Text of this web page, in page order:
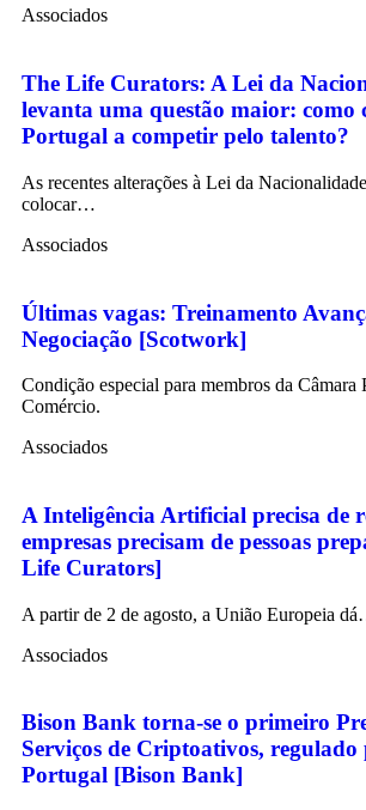
Associados
The Life Curators: A Lei da
levanta uma questão maior: como
Portugal a competir pelo talento?
As recentes alterações à Lei da
colocar…
Associados
Últimas vagas: Treinamento
Negociação [Scotwork]
Condição especial para membros da Câmara
Comércio.
Associados
A Inteligência Artificial precisa de
empresas precisam de pessoas
Life Curators]
A partir de 2 de agosto, a União Europeia
Associados
Bison Bank torna-se o primeiro
Serviços de Criptoativos,
Portugal [Bison Bank]